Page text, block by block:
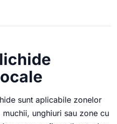
sunt aplicabile zonelor
unghiuri sau zone cu